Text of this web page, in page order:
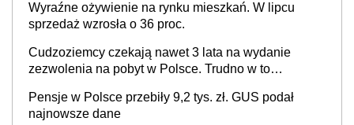
zaangażowania i odpowiedzialności pracownika
Wyraźne ożywienie na rynku mieszkań. W lipcu
sprzedaż wzrosła o 36 proc.
Cudzoziemcy czekają nawet 3 lata na wydanie
zezwolenia na pobyt w Polsce. Trudno w to
realny problem
Pensje w Polsce przebiły 9,2 tys. zł. GUS podał
najnowsze dane